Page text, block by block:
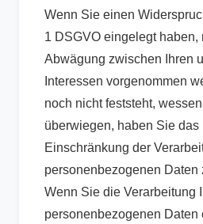
Wenn Sie einen
1 DSGVO eingelegt haben,
Abwägung zwischen Ihren
Interessen vorgenommen
noch nicht feststeht,
überwiegen, haben Sie das
Einschränkung der
personenbezogenen Daten
Wenn Sie die Verarbeitung
personenbezogenen Daten